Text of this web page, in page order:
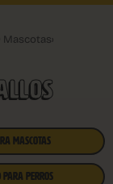
Mascotas›
MASCOTAS
PARA PERROS